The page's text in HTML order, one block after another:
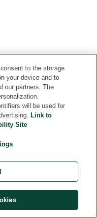
to the storage
your device and to
our partners. The
will be used for
Link to
Site